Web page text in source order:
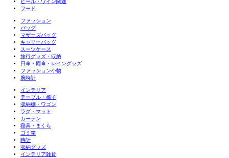
ビール・ワイン関連
フード
ファッション
バッグ
マザーズバッグ
キャリーバッグ
スーツケース
旅行グッズ・収納
日傘・雨傘・レイングッズ
ファッション小物
腕時計
インテリア
テーブル・椅子
収納棚・ワゴン
ラグ・マット
カーテン
寝具・まくら
ゴミ箱
時計
収納グッズ
インテリア雑貨